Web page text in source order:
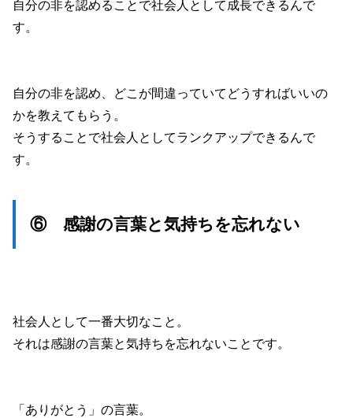
自分の非を認めることで社会人として成長できるんで
す。
自分の非を認め、どこが間違っていてどうすればいいの
かを教えてもらう。
そうすることで社会人としてランクアップできるんで
す。
⑥ 感謝の言葉と気持ちを忘れない
社会人として一番大切なこと。
それは感謝の言葉と気持ちを忘れないことです。
「ありがとう」の言葉。